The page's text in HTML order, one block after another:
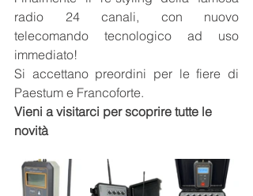
radio 24 canali, con nuovo
telecomando tecnologico ad uso
immediato!
Si accettano preordini per le fiere di
Paestum e Francoforte.
Vieni a visitarci per scoprire tutte le
novità